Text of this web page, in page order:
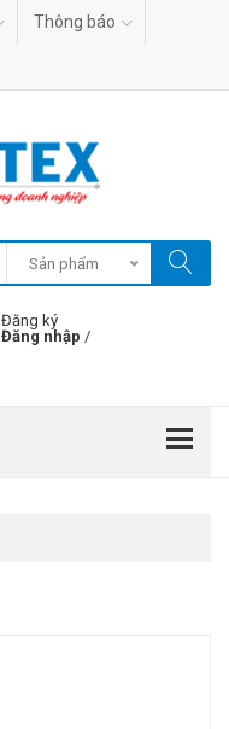
Thông báo
Sản phẩm
Đăng ký
Đăng nhập /